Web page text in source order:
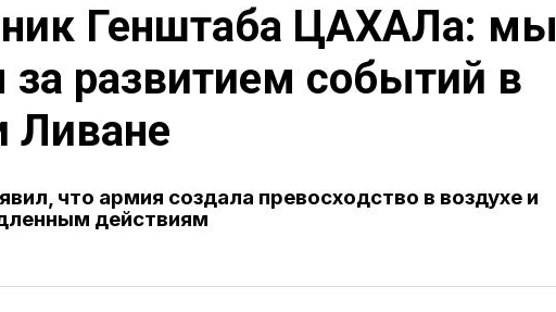
Генштаба ЦАХАЛа: мы
развитием событий в
Ливане
что армия создала превосходство в воздухе и
действиям